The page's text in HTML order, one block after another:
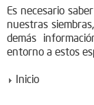
Es necesario
nuestras
demás
entorno a estos
Inicio